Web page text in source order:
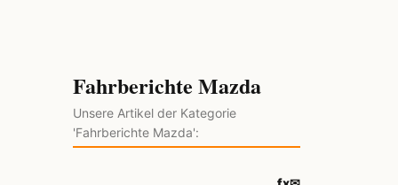
Fahrberichte Mazda
Unsere Artikel der Kategorie
'Fahrberichte Mazda':